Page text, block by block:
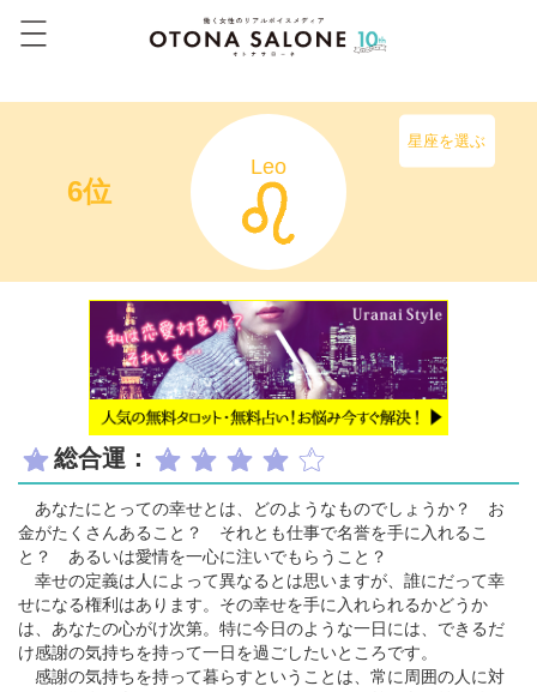
6位
Leo
星座を選ぶ
総合運：
あなたにとっての幸せとは、どのようなものでしょうか？ お
金がたくさんあること？ それとも仕事で名誉を手に入れるこ
と？ あるいは愛情を一心に注いでもらうこと？
幸せの定義は人によって異なるとは思いますが、誰にだって幸
せになる権利はあります。その幸せを手に入れられるかどうか
は、あなたの心がけ次第。特に今日のような一日には、できるだ
け感謝の気持ちを持って一日を過ごしたいところです。
感謝の気持ちを持って暮らすということは、常に周囲の人に対